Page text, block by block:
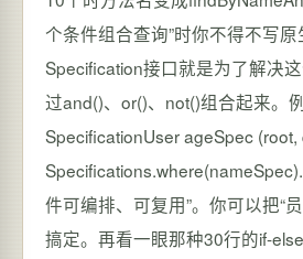
个条件组合查询”时你不得不写
Specification接口就是为了解决
过and()、or()、not()组合起来。
SpecificationUser ageSpec
件可编排、可复用”。你可以把“
搞定。再看一眼那种30行的if-